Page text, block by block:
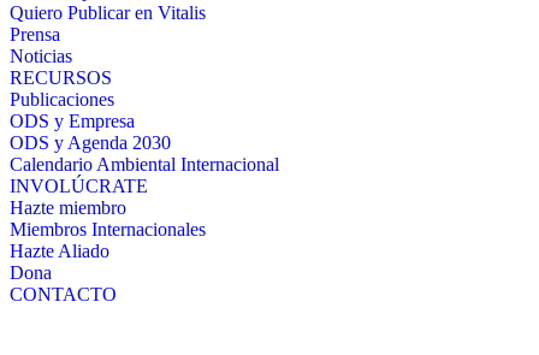
Quiero Publicar en Vitalis
Prensa
Noticias
RECURSOS
Publicaciones
ODS y Empresa
ODS y Agenda 2030
Calendario Ambiental Internacional
INVOLÚCRATE
Hazte miembro
Miembros Internacionales
Hazte Aliado
Dona
CONTACTO